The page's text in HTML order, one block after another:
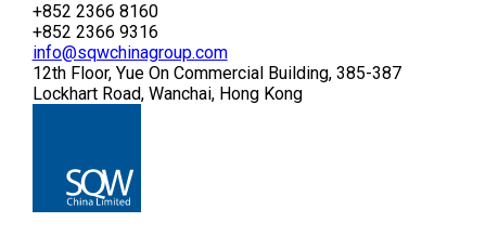
+852 2366 8160
+852 2366 9316
info@sqwchinagroup.com
12th Floor, Yue On Commercial Building, 385-387
Lockhart Road, Wanchai, Hong Kong